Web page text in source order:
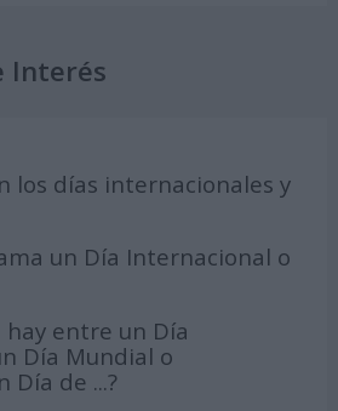
Interés
los días internacionales y
un Día Internacional o
hay entre un Día
Día Mundial o
Día de ...?